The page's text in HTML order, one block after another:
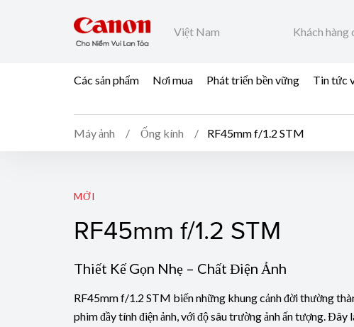
Việt Nam Khách hàng
Các sản phẩm Nơi mua Phát triển bền vững Tin tức
Máy ảnh Ống kính RF45mm f/1.2 STM
RF45mm f/1.2 STM
MỚI
RF45mm f/1.2 STM
Thiết Kế Gọn Nhẹ – Chất Điện Ảnh
RF45mm f/1.2 STM biến những khung cảnh đời thường
phim đầy tính điện ảnh, với độ sâu trường ảnh ấn tượng. Đây